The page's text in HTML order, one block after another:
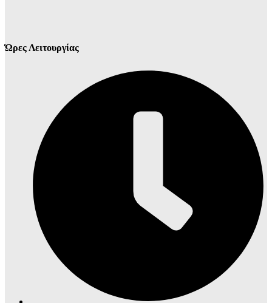
Ώρες Λειτουργίας